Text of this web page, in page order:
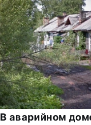
В аварийном